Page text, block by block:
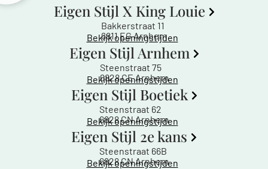
Eigen Stijl X King Louie
Bakkerstraat 11
6811 EG Arnhem
Bekijk openingstijden
Eigen Stijl Arnhem
Steenstraat 75
6828 CE Arnhem
Bekijk openingstijden
Eigen Stijl Boetiek
Steenstraat 62
6828 CN Arnhem
Bekijk openingstijden
Eigen Stijl 2e kans
Steenstraat 66B
6828 CN Arnhem
Bekijk openingstijden